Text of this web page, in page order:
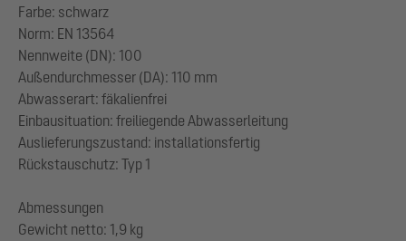
Farbe: schwarz
Norm: EN 13564
Nennweite (DN): 100
Außendurchmesser (DA): 110 mm
Abwasserart: fäkalienfrei
Einbausituation: freiliegende Abwasserleitung
Auslieferungszustand: installationsfertig
Rückstauschutz: Typ 1
Abmessungen
Gewicht netto: 1,9 kg